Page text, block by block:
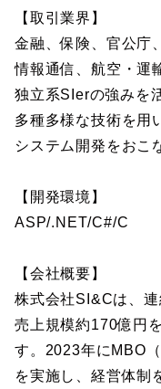
【取引業界】
金融、保険、官公庁
情報通信、航空・
独立系SIerの強みを
多種多様な技術を用
システム開発をおこ
【開発環境】
ASP/.NET/C#/C
【会社概要】
株式会社SI&Cは、
売上規模約170億円
す。2023年にMBO
を実施し、経営体制